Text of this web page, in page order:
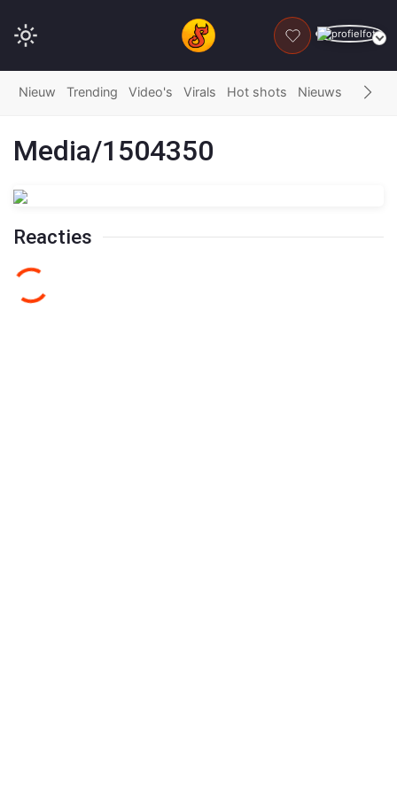
DONEER
Nieuw Trending Video's Virals Hot shots Nieuws Fails
Media/1504350
Reacties